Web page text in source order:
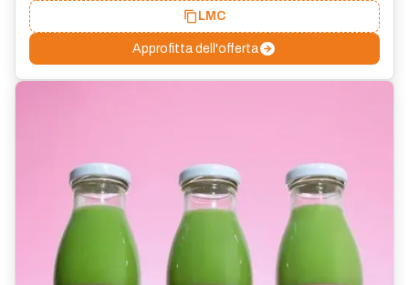
LMC
Approfitta dell'offerta